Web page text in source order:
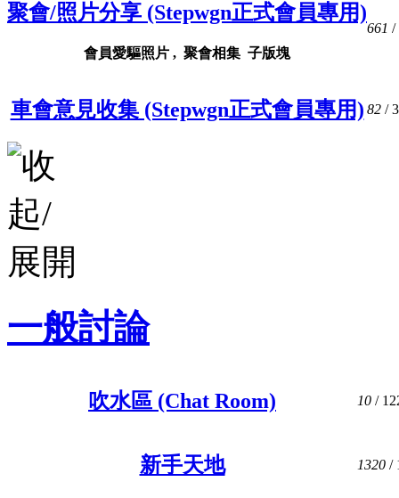
聚會/照片分享 (Stepwgn正式會員專用)
會員愛驅照片 , 聚會相集 子版塊
661 /
車會意見收集 (Stepwgn正式會員專用) 82 /
一般討論
吹水區 (Chat Room) 10 /
新手天地 1320 /